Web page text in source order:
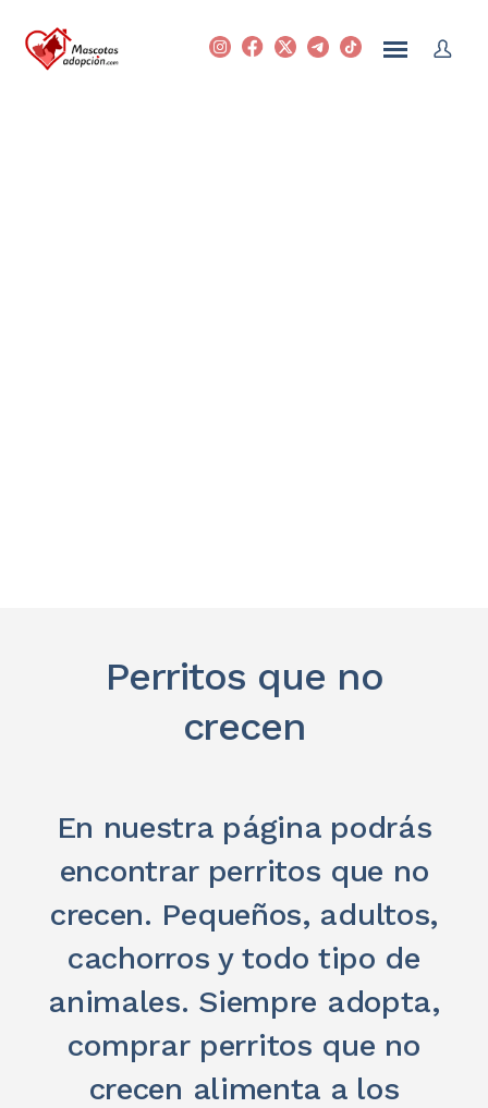
Perritos que no
crecen
En nuestra página podrás
encontrar perritos que no
crecen. Pequeños, adultos,
cachorros y todo tipo de
animales. Siempre adopta,
comprar perritos que no
crecen alimenta a los